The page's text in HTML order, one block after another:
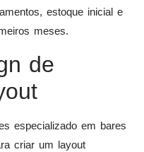
estoque inicial e
meses.
de
especializado em bares
criar um layout